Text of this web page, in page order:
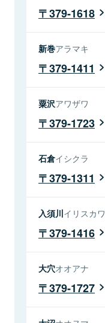
379-1618
新巻アラマキ
379-1411
粟沢アワザワ
379-1723
石倉イシクラ
379-1311
入須川イリスカワ
379-1416
大穴オオアナ
379-1727